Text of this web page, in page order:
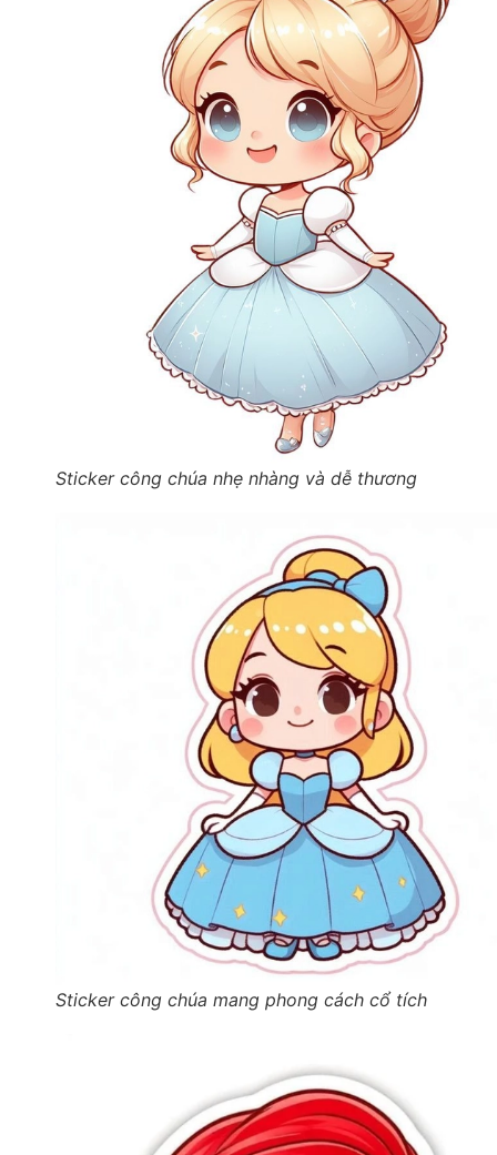
Sticker công chúa nhẹ nhàng và dễ thương
Sticker công chúa mang phong cách cổ tích